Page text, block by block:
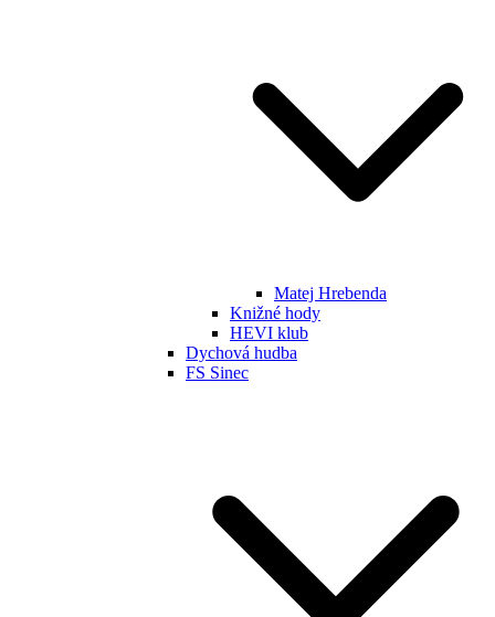
Matej Hrebenda
Knižné hody
HEVI klub
Dychová hudba
FS Sinec